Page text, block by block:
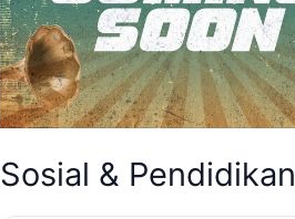
Sosial & Pendidikan